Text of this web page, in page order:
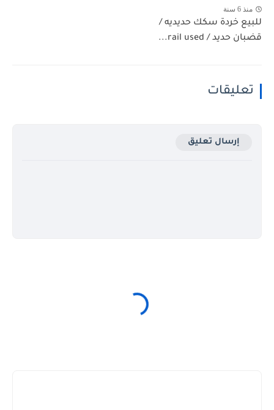
منذ 6 سنة
للبيع خردة سكك حديديه /
قضبان حديد / rail used...
تعليقات
إرسال تعليق